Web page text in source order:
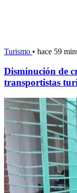
Turismo • hace 59
Disminución de
transportistas